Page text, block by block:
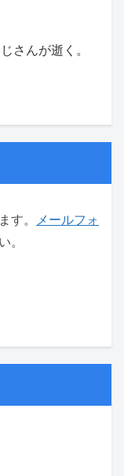
さんが逝く。
す。
メールフォ
。